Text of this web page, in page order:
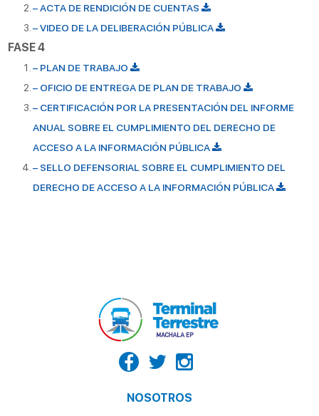
– ACTA DE RENDICIÓN DE CUENTAS
– VIDEO DE LA DELIBERACIÓN PÚBLICA
FASE 4
– PLAN DE TRABAJO
– OFICIO DE ENTREGA DE PLAN DE TRABAJO
– CERTIFICACIÓN POR LA PRESENTACIÓN DEL INFORME
ANUAL SOBRE EL CUMPLIMIENTO DEL DERECHO DE
ACCESO A LA INFORMACIÓN PÚBLICA
– SELLO DEFENSORIAL SOBRE EL CUMPLIMIENTO DEL
DERECHO DE ACCESO A LA INFORMACIÓN PÚBLICA
NOSOTROS